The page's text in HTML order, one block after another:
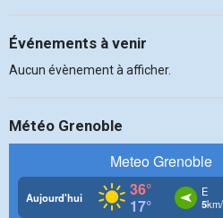
Événements à venir
Aucun évènement à afficher.
Météo Grenoble